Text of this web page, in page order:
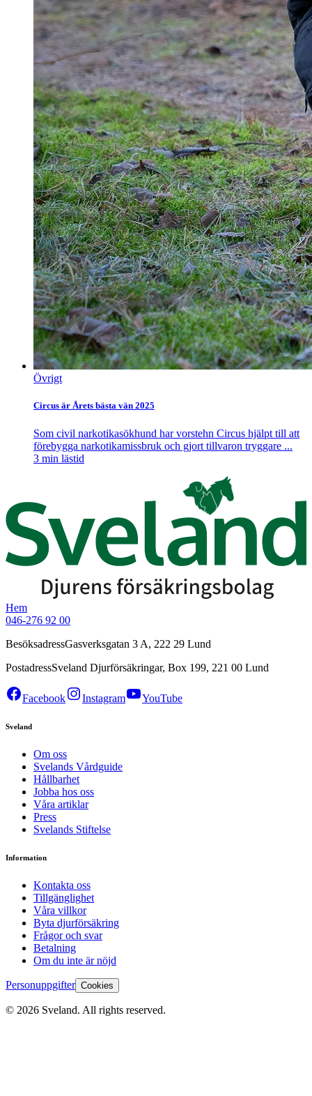
Övrigt
Circus är Årets bästa vän 2025
Som civil narkotikasökhund har vorstehn Circus hjälpt till att
förebygga narkotikamissbruk och gjort tillvaron tryggare ...
3 min lästid
Hem
046-276 92 00
BesöksadressGasverksgatan 3 A, 222 29 Lund
PostadressSveland Djurförsäkringar, Box 199, 221 00 Lund
Facebook Instagram YouTube
Sveland
Om oss
Svelands Vårdguide
Hållbarhet
Jobba hos oss
Våra artiklar
Press
Svelands Stiftelse
Information
Kontakta oss
Tillgänglighet
Våra villkor
Byta djurförsäkring
Frågor och svar
Betalning
Om du inte är nöjd
Personuppgifter Cookies
© 2026 Sveland. All rights reserved.